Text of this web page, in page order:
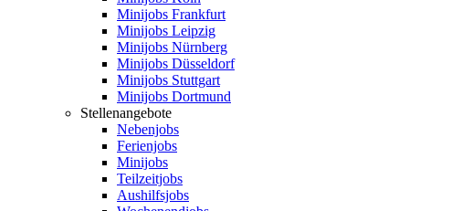
Minijobs Frankfurt
Minijobs Leipzig
Minijobs Nürnberg
Minijobs Düsseldorf
Minijobs Stuttgart
Minijobs Dortmund
Stellenangebote
Nebenjobs
Ferienjobs
Minijobs
Teilzeitjobs
Aushilfsjobs